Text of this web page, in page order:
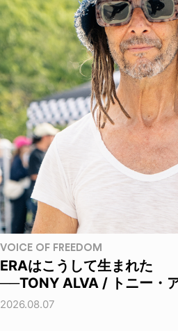
VOICE OF FREEDOM
ERAはこうして生まれた
──TONY ALVA / トニー・
2026.08.07